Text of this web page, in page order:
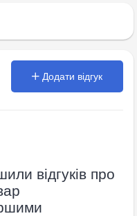
Додати відгук
відгуків про